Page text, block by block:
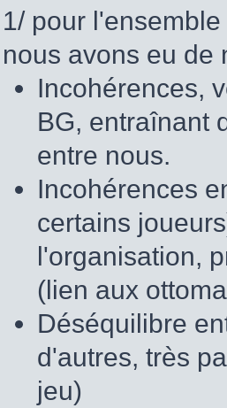
1/ pour
nous avons eu de
Incohérences,
BG, entraînant
entre nous.
Incohérences
certains
l'organisation,
(lien aux
Déséquilibre
d'autres, très
jeu)